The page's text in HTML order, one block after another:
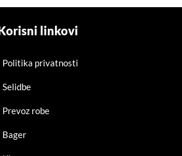
linkovi
Politika privatnosti
Selidbe
Prevoz robe
Bager